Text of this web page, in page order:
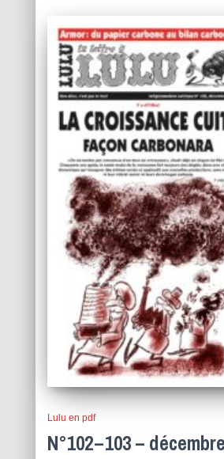
Lulu en pdf
N°102 – 103 –